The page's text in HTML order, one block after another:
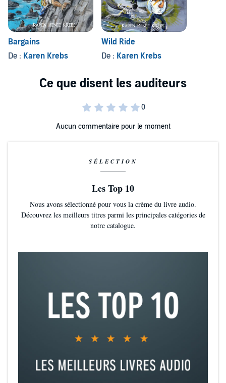
Bargains
De : Karen Krebs
Wild Ride
De : Karen Krebs
Aucun commentaire pour le moment
SÉLECTION
Les Top 10
Nous avons sélectionné pour vous la crème du livre audio.
Découvrez les meilleurs titres parmi les principales catégories de
notre catalogue.